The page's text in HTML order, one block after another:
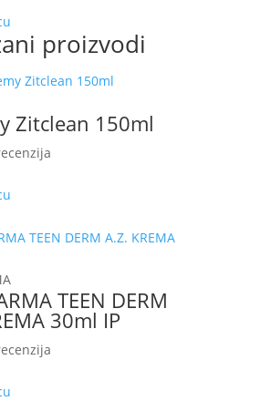
proizvodi
Zitclean 150ml
TEEN DERM
30ml IP